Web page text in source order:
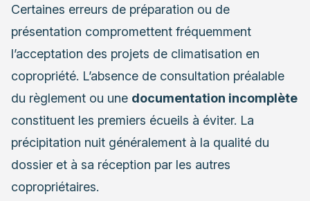
Certaines erreurs de préparation ou de
présentation compromettent fréquemment
l’acceptation des projets de climatisation en
copropriété. L’absence de consultation préalable
du règlement ou une documentation incomplète
constituent les premiers écueils à éviter. La
précipitation nuit généralement à la qualité du
dossier et à sa réception par les autres
copropriétaires.